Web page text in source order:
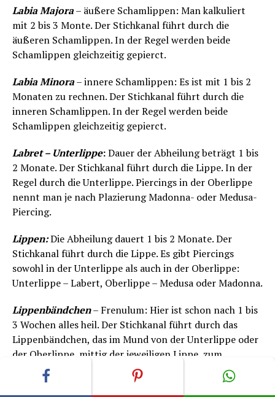
Labia Majora– äußere Schamlippen: Man kalkuliert
mit 2 bis 3 Monte. Der Stichkanal führt durch die
äußeren Schamlippen. In der Regel werden beide
Schamlippen gleichzeitig gepierct.
Labia Minora– innere Schamlippen: Es ist mit 1 bis 2
Monaten zu rechnen. Der Stichkanal führt durch die
inneren Schamlippen. In der Regel werden beide
Schamlippen gleichzeitig gepierct.
Labret – Unterlippe:Dauer der Abheilung beträgt 1 bis
2 Monate. Der Stichkanal führt durch die Lippe. In der
Regel durch die Unterlippe. Piercings in der Oberlippe
nennt man je nach Plazierung Madonna- oder Medusa-
Piercing.
Lippen:Die Abheilung dauert 1 bis 2 Monate. Der
Stichkanal führt durch die Lippe. Es gibt Piercings
sowohl in der Unterlippe als auch in der Oberlippe:
Unterlippe – Labert, Oberlippe – Medusa oder Madonna.
Lippenbändchen– Frenulum: Hier ist schon nach 1 bis
3 Wochen alles heil. Der Stichkanal führt durch das
Lippenbändchen, das im Mund von der Unterlippe oder
der Oberlippe, mittig der jeweiligen Lippe, zum
Zahnfleisch geht.